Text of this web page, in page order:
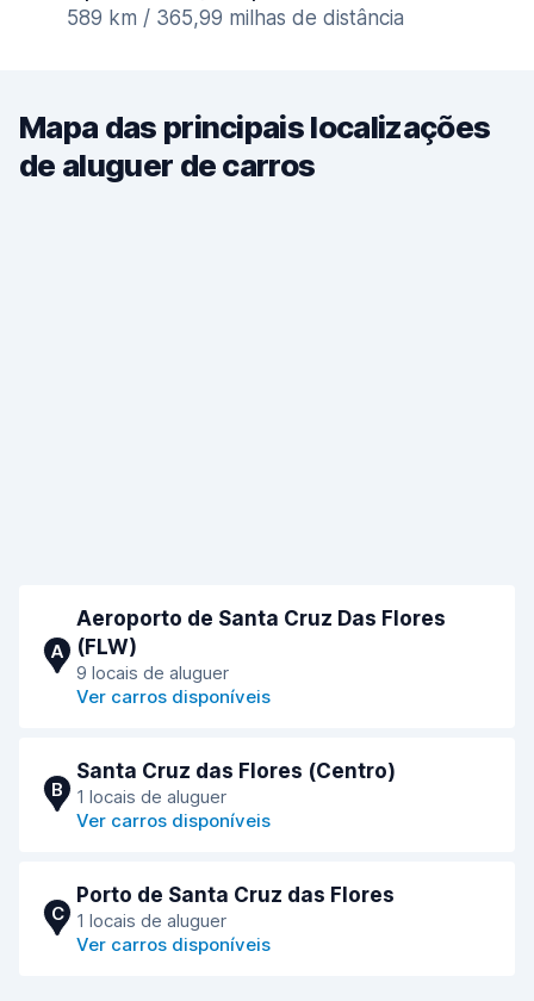
589 km / 365,99 milhas de distância
Mapa das principais localizações
de aluguer de carros
A
Aeroporto de Santa Cruz Das Flores
(FLW)
9 locais de aluguer
Ver carros disponíveis
B
Santa Cruz das Flores (Сentro)
1 locais de aluguer
Ver carros disponíveis
C
Porto de Santa Cruz das Flores
1 locais de aluguer
Ver carros disponíveis